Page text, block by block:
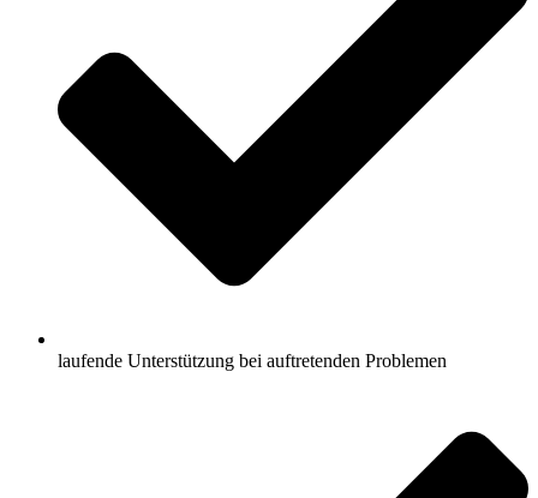
laufende Unterstützung bei auftretenden Problemen